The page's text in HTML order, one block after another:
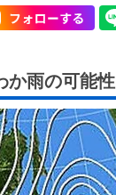
雨の可能性